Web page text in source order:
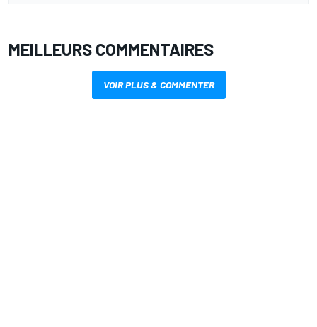
MEILLEURS COMMENTAIRES
VOIR PLUS & COMMENTER